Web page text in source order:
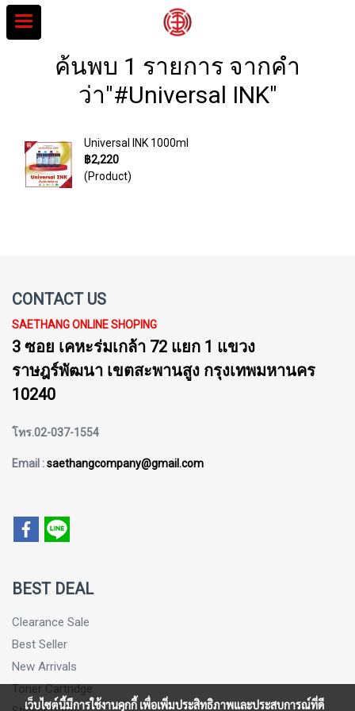
ค้นพบ 1 รายการ จากคำ
ว่า"#Universal INK"
Universal INK 1000ml
฿2,220
(Product)
CONTACT US
SAETHANG ONLINE SHOPING
3 ซอย เคหะร่มเกล้า 72 แยก 1 แขวง
ราษฎร์พัฒนา เขตสะพานสูง กรุงเทพมหานคร
10240
โทร.02-037-1554
Email :saethangcompany@gmail.com
BEST DEAL
Clearance Sale
Best Seller
New Arrivals
Toner Cartridge
เว็บไซต์นี้มีการใช้งานคุกกี้ เพื่อเพิ่มประสิทธิภาพและประสบการณ์ที่ดี